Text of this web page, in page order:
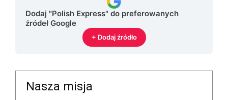
Dodaj "Polish Express" do preferowanych
źródeł Google
+ Dodaj źródło
Nasza misja